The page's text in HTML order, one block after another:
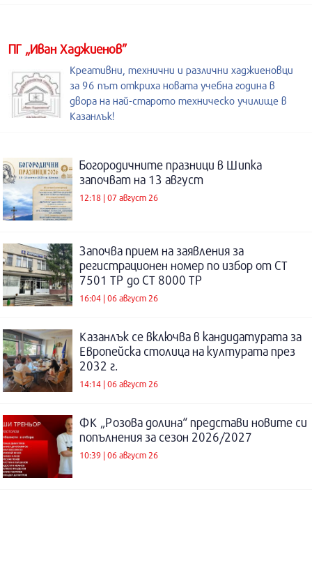
ПГ „Иван Хаджиенов”
Креативни, технични и различни хаджиеновци
за 96 път откриха новата учебна година в
двора на най-старото техническо училище в
Казанлък!
Богородичните празници в Шипка
започват на 13 август
12:18 | 07 август 26
Започва прием на заявления за
регистрационен номер по избор от СТ
7501 ТР до СТ 8000 ТР
16:04 | 06 август 26
Казанлък се включва в кандидатурата за
Европейска столица на културата през
2032 г.
14:14 | 06 август 26
ФК „Розова долина“ представи новите си
попълнения за сезон 2026/2027
10:39 | 06 август 26